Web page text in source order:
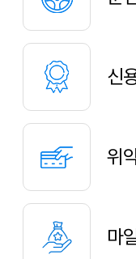
신
위
마